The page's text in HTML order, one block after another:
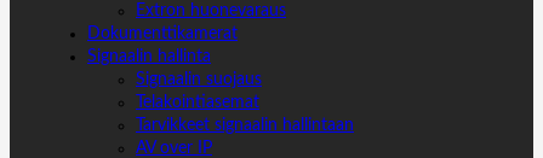
Extron huonevaraus
Dokumenttikamerat
Signaalin hallinta
Signaalin suojaus
Telakointiasemat
Tarvikkeet signaalin hallintaan
AV over IP